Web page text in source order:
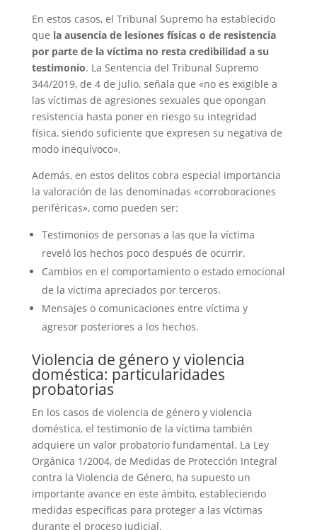
En estos casos, el Tribunal Supremo ha establecido
que la ausencia de lesiones físicas o de resistencia
por parte de la víctima no resta credibilidad a su
testimonio. La Sentencia del Tribunal Supremo
344/2019, de 4 de julio, señala que «no es exigible a
las víctimas de agresiones sexuales que opongan
resistencia hasta poner en riesgo su integridad
física, siendo suficiente que expresen su negativa de
modo inequívoco».
Además, en estos delitos cobra especial importancia
la valoración de las denominadas «corroboraciones
periféricas», como pueden ser:
Testimonios de personas a las que la víctima
reveló los hechos poco después de ocurrir.
Cambios en el comportamiento o estado emocional
de la víctima apreciados por terceros.
Mensajes o comunicaciones entre víctima y
agresor posteriores a los hechos.
Violencia de género y violencia
doméstica: particularidades
probatorias
En los casos de violencia de género y violencia
doméstica, el testimonio de la víctima también
adquiere un valor probatorio fundamental. La Ley
Orgánica 1/2004, de Medidas de Protección Integral
contra la Violencia de Género, ha supuesto un
importante avance en este ámbito, estableciendo
medidas específicas para proteger a las víctimas
durante el proceso judicial.